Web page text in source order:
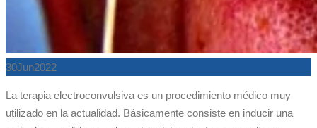
30Jun2022
La terapia electroconvulsiva es un procedimiento médico muy
utilizado en la actualidad. Básicamente consiste en inducir una